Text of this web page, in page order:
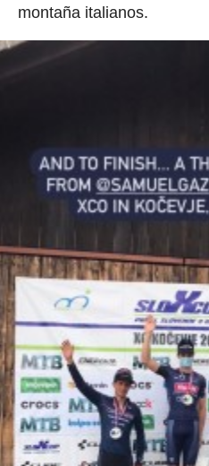
montaña italianos.